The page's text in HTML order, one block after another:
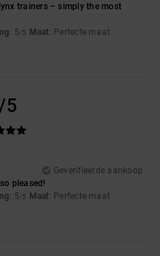
trainers – simply the most
: 5/5 Maat: Perfecte maat
/5
Geverifieerde aankoop
pleased!
: 5/5 Maat: Perfecte maat